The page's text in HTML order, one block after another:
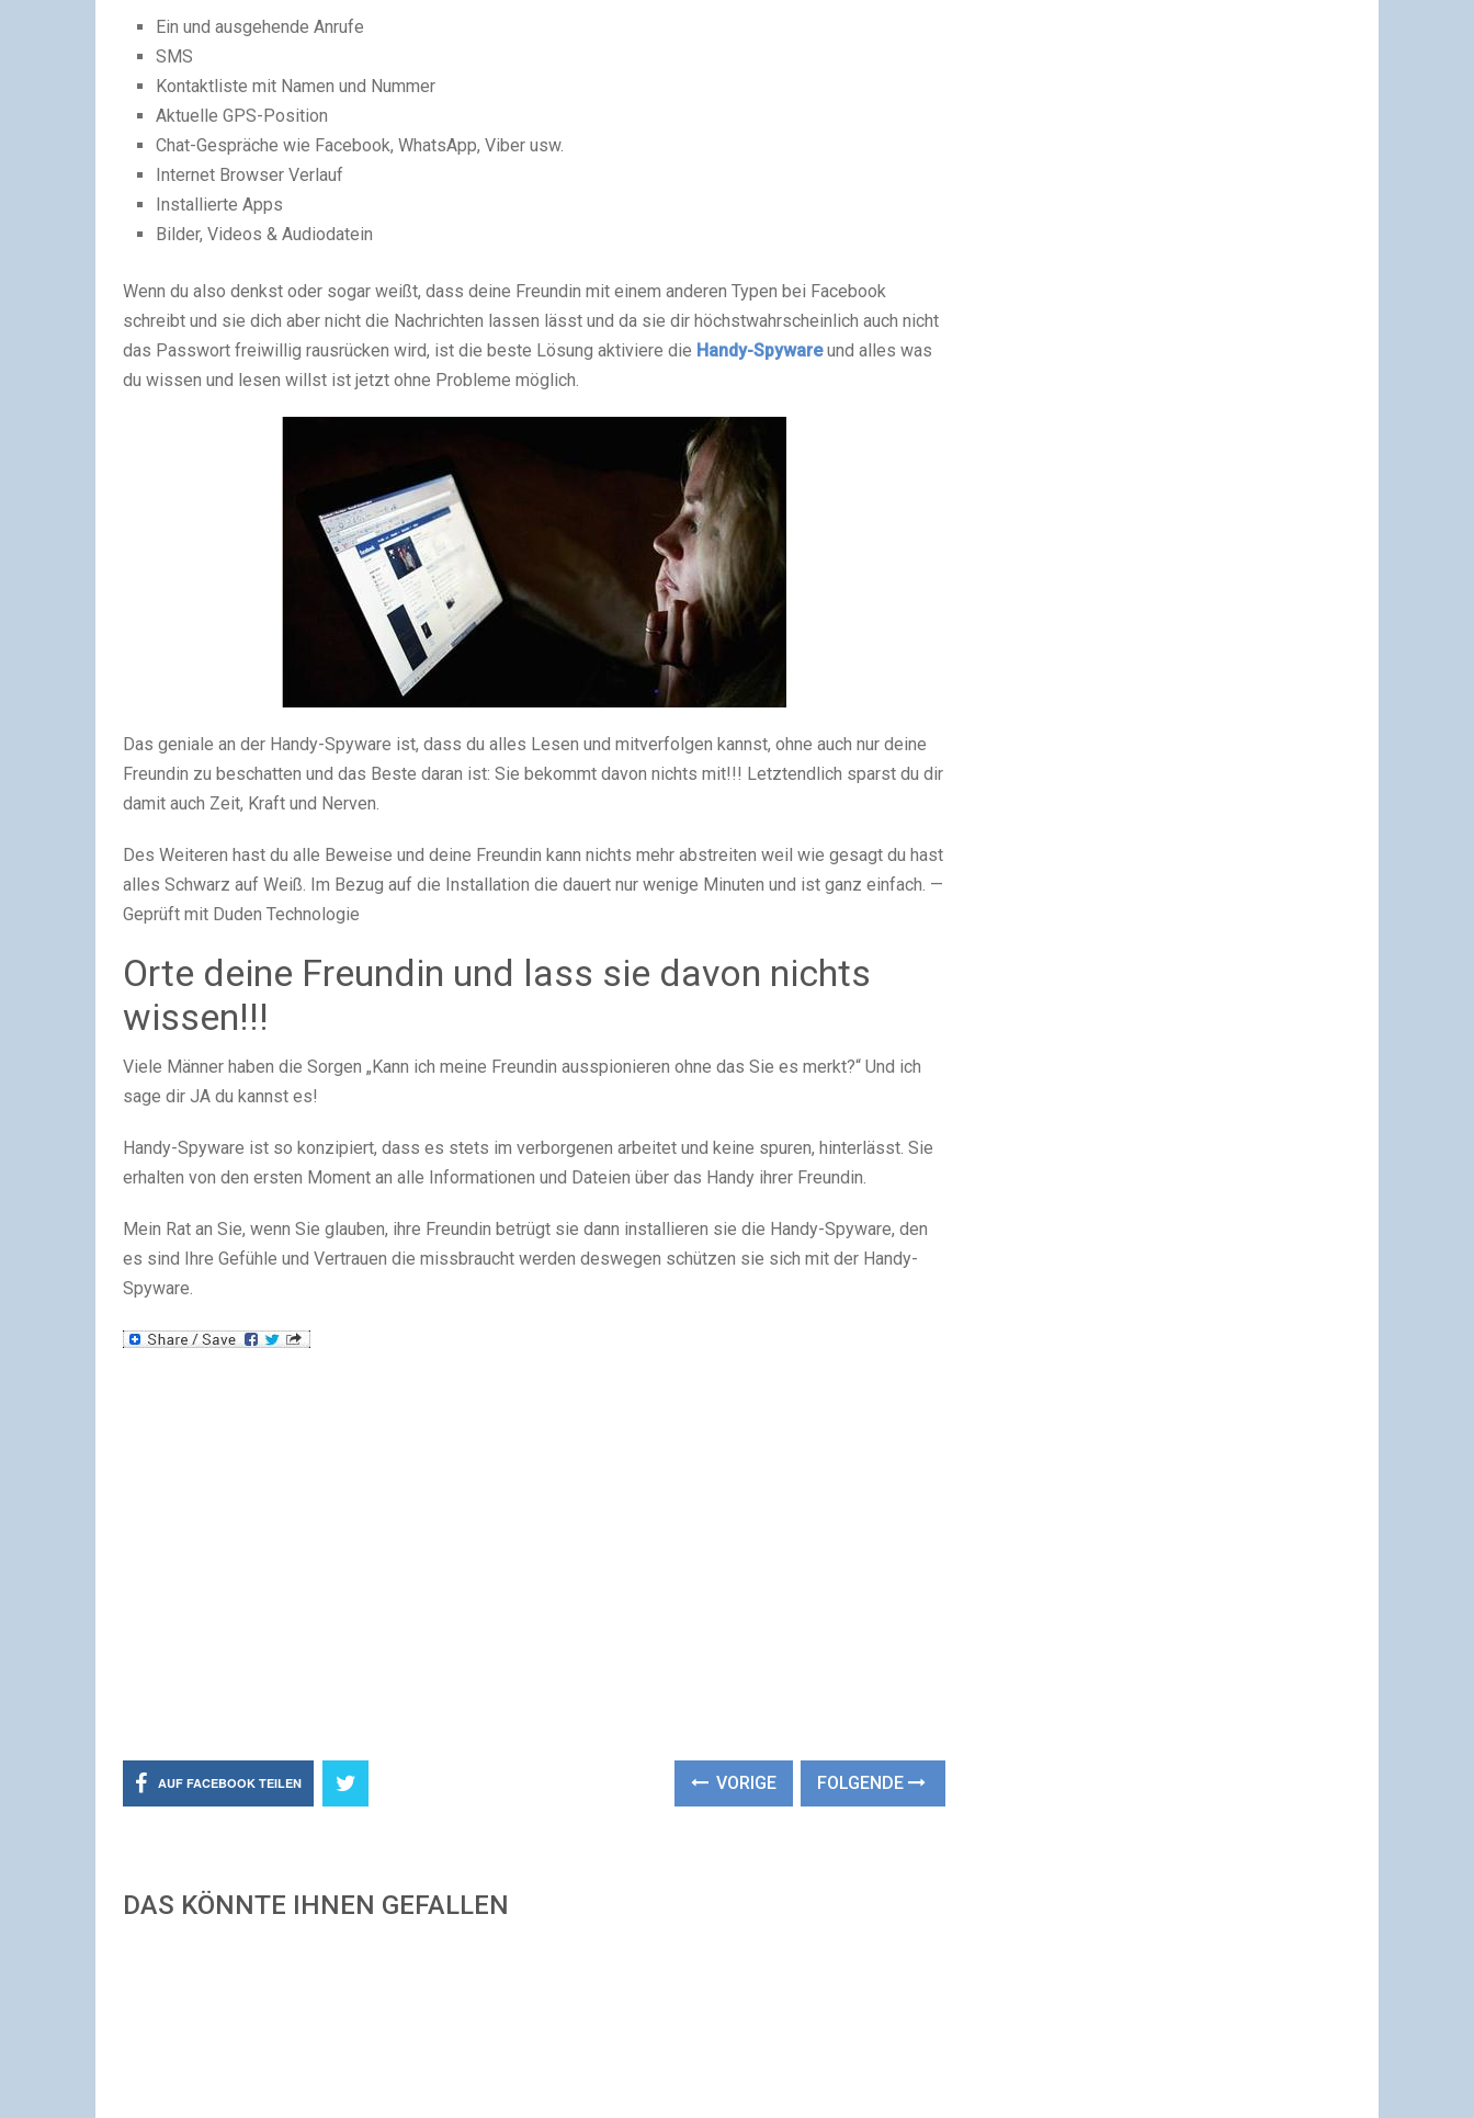
Ein und ausgehende Anrufe
SMS
Kontaktliste mit Namen und Nummer
Aktuelle GPS-Position
Chat-Gespräche wie Facebook, WhatsApp, Viber usw.
Internet Browser Verlauf
Installierte Apps
Bilder, Videos & Audiodatein
Wenn du also denkst oder sogar weißt, dass deine Freundin mit einem anderen Typen bei Facebook
schreibt und sie dich aber nicht die Nachrichten lassen lässt und da sie dir höchstwahrscheinlich auch nicht
das Passwort freiwillig rausrücken wird, ist die beste Lösung aktiviere die Handy-Spyware und alles was
du wissen und lesen willst ist jetzt ohne Probleme möglich.
Das geniale an der Handy-Spyware ist, dass du alles Lesen und mitverfolgen kannst, ohne auch nur deine
Freundin zu beschatten und das Beste daran ist: Sie bekommt davon nichts mit!!! Letztendlich sparst du dir
damit auch Zeit, Kraft und Nerven.
Des Weiteren hast du alle Beweise und deine Freundin kann nichts mehr abstreiten weil wie gesagt du hast
alles Schwarz auf Weiß. Im Bezug auf die Installation die dauert nur wenige Minuten und ist ganz einfach. —
Geprüft mit Duden Technologie
Orte deine Freundin und lass sie davon nichts
wissen!!!
Viele Männer haben die Sorgen „Kann ich meine Freundin ausspionieren ohne das Sie es merkt?“ Und ich
sage dir JA du kannst es!
Handy-Spyware ist so konzipiert, dass es stets im verborgenen arbeitet und keine spuren, hinterlässt. Sie
erhalten von den ersten Moment an alle Informationen und Dateien über das Handy ihrer Freundin.
Mein Rat an Sie, wenn Sie glauben, ihre Freundin betrügt sie dann installieren sie die Handy-Spyware, den
es sind Ihre Gefühle und Vertrauen die missbraucht werden deswegen schützen sie sich mit der Handy-
Spyware.
AUF FACEBOOK TEILEN VORIGE FOLGENDE
DAS KÖNNTE IHNEN GEFALLEN